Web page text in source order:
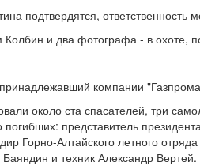
подтвердятся,
и два фотографа - в охоте,
компании
около ста спасателей, три
представитель
Горно-Алтайского летного
и техник Александр Вертей.